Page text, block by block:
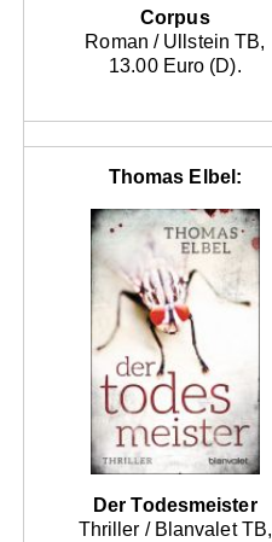
Corpus
Roman / Ullstein TB,
13.00 Euro (D).
Thomas Elbel:
Der Todesmeister
Thriller / Blanvalet TB,